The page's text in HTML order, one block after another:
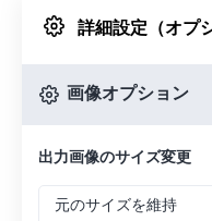
URL
詳細設定（オプ
画像オプション
出力画像のサイズ変更
元のサイズを維持